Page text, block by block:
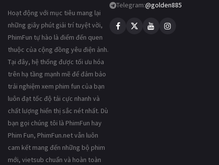
Hoạt động với mục tiêu mang lại
những giây phút giải trí tuyệt vời,
PhimFun tự hào là điểm đến quen
thuộc của cộng đồng yêu điện ảnh.
Tại đây, hệ thống được tối ưu hóa
trên hạ tầng mạnh mẽ để đảm bảo
trải nghiệm xem phim fun của bạn
luôn đạt tốc độ tải cực nhanh và
chất lượng hiển thị sắc nét nhất. Dù
bạn gọi chúng tôi là PhimFun hay
Phim Fun, PhimFun.net vẫn luôn
cam kết mang đến những bộ phim
mới, vietsub chuẩn và hoàn toàn
Telegram:@golden885